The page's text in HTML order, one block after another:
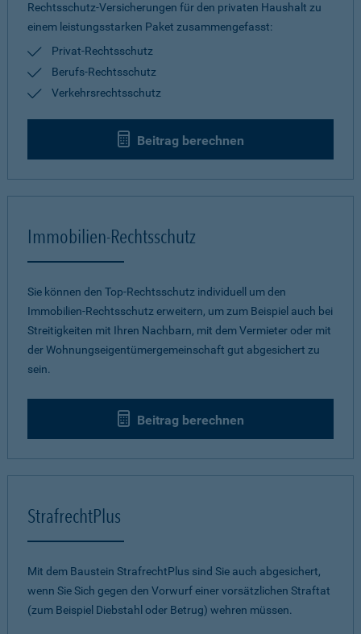
Rechtsschutz-Versicherungen für den privaten Haushalt zu
einem leistungsstarken Paket zusammengefasst:
Privat-Rechtsschutz
Berufs-Rechtsschutz
Verkehrsrechtsschutz
Beitrag berechnen
Immobilien-Rechtsschutz
Sie können den Top-Rechtsschutz individuell um den
Immobilien-Rechtsschutz erweitern, um zum Beispiel auch bei
Streitigkeiten mit Ihren Nachbarn, mit dem Vermieter oder mit
der Wohnungseigentümergemeinschaft gut abgesichert zu
sein.
Beitrag berechnen
StrafrechtPlus
Mit dem Baustein StrafrechtPlus sind Sie auch abgesichert,
wenn Sie Sich gegen den Vorwurf einer vorsätzlichen Straftat
(zum Beispiel Diebstahl oder Betrug) wehren müssen.